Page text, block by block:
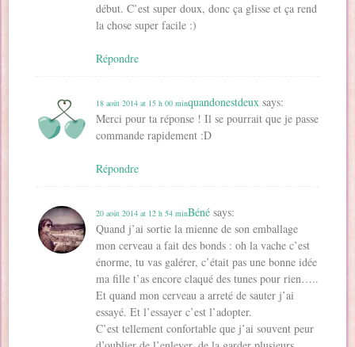
début. C’est super doux, donc ça glisse et ça rend
la chose super facile :)
Répondre
quandonestdeux says:
18 août 2014 at 15 h 00 min
Merci pour ta réponse ! Il se pourrait que je passe
commande rapidement :D
Répondre
Béné says:
20 août 2014 at 12 h 54 min
Quand j’ai sortie la mienne de son emballage
mon cerveau a fait des bonds : oh la vache c’est
énorme, tu vas galérer, c’était pas une bonne idée
ma fille t’as encore claqué des tunes pour rien…..
Et quand mon cerveau a arreté de sauter j’ai
essayé. Et l’essayer c’est l’adopter.
C’est tellement confortable que j’ai souvent peur